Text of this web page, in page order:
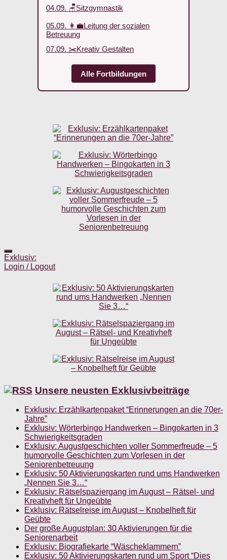
04.09. 🪑Sitzgymnastik
05.09. 👩‍💼Leitung der sozialen
Betreuung
07.09. ✂️Kreativ Gestalten
Alle Fortbildungen
Exklusiv:
Login / Logout
Unsere neusten Exklusivbeiträge
Exklusiv: Erzählkartenpaket “Erinnerungen an die 70er-
Jahre”
Exklusiv: Wörterbingo Handwerken – Bingokarten in 3
Schwierigkeitsgraden
Exklusiv: Augustgeschichten voller Sommerfreude – 5
humorvolle Geschichten zum Vorlesen in der
Seniorenbetreuung
Exklusiv: 50 Aktivierungskarten rund ums Handwerken
„Nennen Sie 3…“
Exklusiv: Rätselspaziergang im August – Rätsel- und
Kreativheft für Ungeübte
Exklusiv: Rätselreise im August – Knobelheft für
Geübte
Der große Augustplan: 30 Aktivierungen für die
Seniorenarbeit
Exklusiv: Biografiekarte “Wäscheklammern”
Exklusiv: 50 Aktivierungskarten rund um Sport “Dies